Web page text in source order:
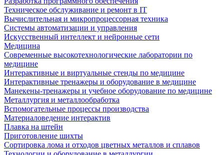
Техническое обслуживание и ремонт в IT
Вычислительная и микропроцессорная техника
Системы автоматизации и управления
Искусственный интеллект и нейронные сети
Медицина
Современные высокотехнологические лаборатории по
медицине
Интерактивные и виртуальные стенды по медицине
Интерактивные тренажеры и оборудование в медицине
Манекены-тренажеры и учебное оборудование по медицине
Металлургия и металлообработка
Вспомогательные процессы производства
Материаловедение интерактив
Плавка на штейн
Приготовление шихты
Сортировка лома и отходов цветных металлов и сплавов